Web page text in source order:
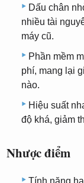
Dấu chân
nhiều tài
máy cũ.
Phần mềm
phí, mang lại
nào.
Hiệu suất
độ khá, giảm
Nhược điểm